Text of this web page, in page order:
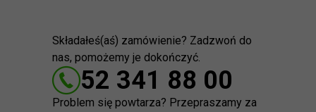
Składałeś(aś) zamówienie? Zadzwoń do
nas, pomożemy je dokończyć.
52 341 88 00
Problem się powtarza? Przepraszamy za